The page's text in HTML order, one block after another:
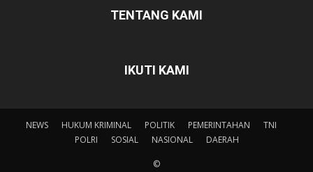
TENTANG KAMI
IKUTI KAMI
NEWS HUKUM KRIMINAL POLITIK PEMERINTAHAN
TNI
POLRI
SOSIAL NASIONAL DAERAH
©